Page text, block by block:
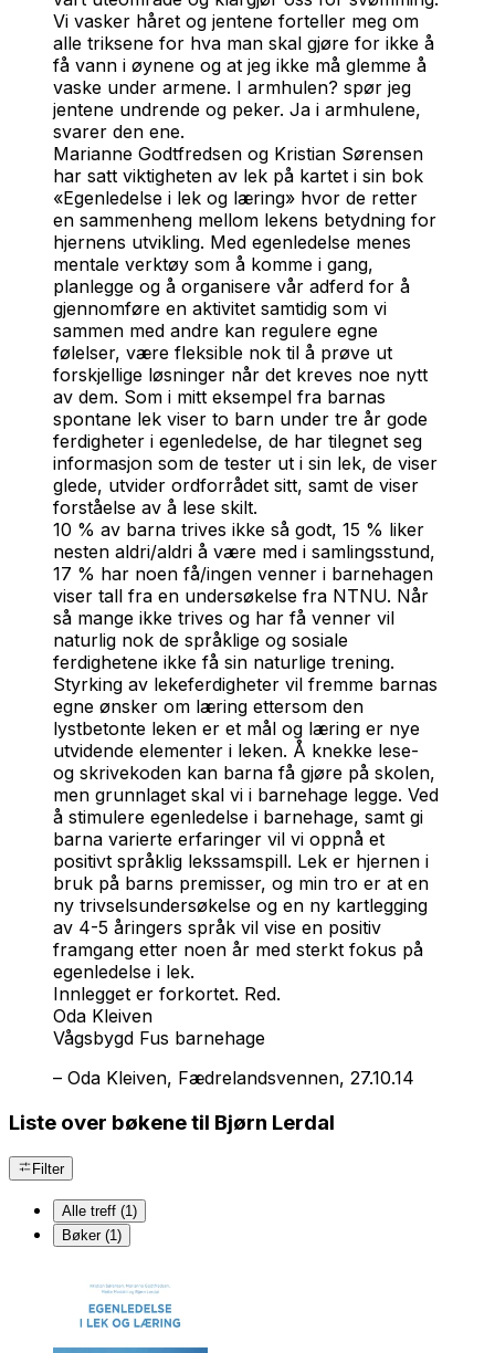
Vi vasker håret og jentene forteller meg om
alle triksene for hva man skal gjøre for ikke å
få vann i øynene og at jeg ikke må glemme å
vaske under armene. I armhulen? spør jeg
jentene undrende og peker. Ja i armhulene,
svarer den ene.
Marianne Godtfredsen og Kristian Sørensen
har satt viktigheten av lek på kartet i sin bok
«Egenledelse i lek og læring» hvor de retter
en sammenheng mellom lekens betydning for
hjernens utvikling. Med egenledelse menes
mentale verktøy som å komme i gang,
planlegge og å organisere vår adferd for å
gjennomføre en aktivitet samtidig som vi
sammen med andre kan regulere egne
følelser, være fleksible nok til å prøve ut
forskjellige løsninger når det kreves noe nytt
av dem. Som i mitt eksempel fra barnas
spontane lek viser to barn under tre år gode
ferdigheter i egenledelse, de har tilegnet seg
informasjon som de tester ut i sin lek, de viser
glede, utvider ordforrådet sitt, samt de viser
forståelse av å lese skilt.
10 % av barna trives ikke så godt, 15 % liker
nesten aldri/aldri å være med i samlingsstund,
17 % har noen få/ingen venner i barnehagen
viser tall fra en undersøkelse fra NTNU. Når
så mange ikke trives og har få venner vil
naturlig nok de språklige og sosiale
ferdighetene ikke få sin naturlige trening.
Styrking av lekeferdigheter vil fremme barnas
egne ønsker om læring ettersom den
lystbetonte leken er et mål og læring er nye
utvidende elementer i leken. Å knekke lese-
og skrivekoden kan barna få gjøre på skolen,
men grunnlaget skal vi i barnehage legge. Ved
å stimulere egenledelse i barnehage, samt gi
barna varierte erfaringer vil vi oppnå et
positivt språklig lekssamspill. Lek er hjernen i
bruk på barns premisser, og min tro er at en
ny trivselsundersøkelse og en ny kartlegging
av 4-5 åringers språk vil vise en positiv
framgang etter noen år med sterkt fokus på
egenledelse i lek.
Innlegget er forkortet. Red.
Oda Kleiven
Vågsbygd Fus barnehage
– Oda Kleiven, Fædrelandsvennen, 27.10.14
Liste over bøkene til Bjørn Lerdal
Filter
Alle treff (1)
Bøker (1)